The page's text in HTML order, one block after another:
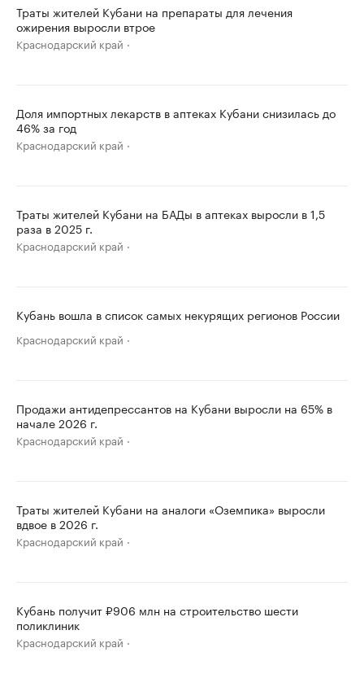
Траты жителей Кубани на препараты для лечения
ожирения выросли втрое
Краснодарский край
Доля импортных лекарств в аптеках Кубани снизилась до
46% за год
Краснодарский край
Траты жителей Кубани на БАДы в аптеках выросли в 1,5
раза в 2025 г.
Краснодарский край
Кубань вошла в список самых некурящих регионов России
Краснодарский край
Продажи антидепрессантов на Кубани выросли на 65% в
начале 2026 г.
Краснодарский край
Траты жителей Кубани на аналоги «Оземпика» выросли
вдвое в 2026 г.
Краснодарский край
Кубань получит ₽906 млн на строительство шести
поликлиник
Краснодарский край